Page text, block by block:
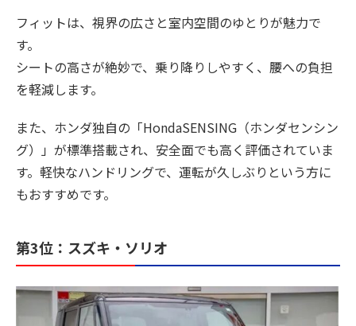
フィットは、視界の広さと室内空間のゆとりが魅力で
す。
シートの高さが絶妙で、乗り降りしやすく、腰への負担
を軽減します。
また、ホンダ独自の「HondaSENSING（ホンダセンシン
グ）」が標準搭載され、安全面でも高く評価されていま
す。軽快なハンドリングで、運転が久しぶりという方に
もおすすめです。
第3位：スズキ・ソリオ